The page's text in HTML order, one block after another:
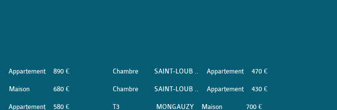
Appartement 890 €
Maison 680 €
Appartement 580 €
Chambre SAINT-LOUB .. Appartement 470 €
Chambre SAINT-LOUB .. Appartement 430 €
T3 MONGAUZY Maison 700 €